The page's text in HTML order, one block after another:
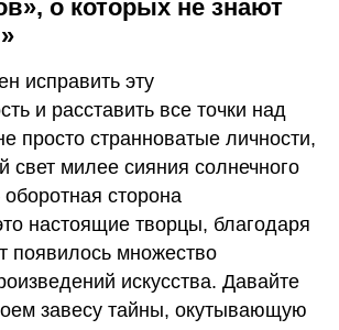
о которых не знают
исправить эту
и расставить все точки над
просто странноватые личности,
свет милее сияния солнечного
сторона
настоящие творцы, благодаря
появилось множество
искусства. Давайте
завесу тайны, окутывающую